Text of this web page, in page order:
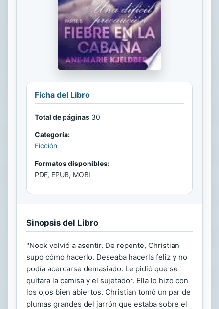
Ficha del Libro
Total de páginas 30
Categoría:
Ficción
Formatos disponibles:
PDF, EPUB, MOBI
Sinopsis del Libro
"Nook volvió a asentir. De repente, Christian
supo cómo hacerlo. Deseaba hacerla feliz y no
podía acercarse demasiado. Le pidió que se
quitara la camisa y el sujetador. Ella lo hizo con
los ojos bien abiertos. Christian tomó un par de
plumas grandes del jarrón que estaba sobre el